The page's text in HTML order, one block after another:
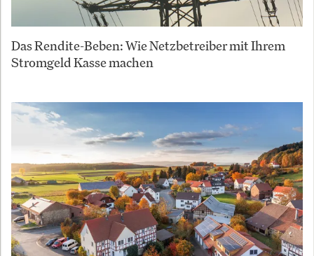
Das Rendite-Beben: Wie Netzbetreiber mit Ihrem
Stromgeld Kasse machen